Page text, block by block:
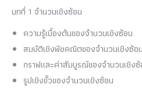
บทที่ 1 จำนวนเชิงซ้อน
ความรู้เบื้องต้นของจำนวนเชิงซ้อน
สมบัติเชิงพีชคณิตของจำนวนเชิงซ้อน
กราฟและค่าสัมบูรณ์ของจำนวนเชิง
รูปเชิงขั้วของจำนวนเชิงซ้อน